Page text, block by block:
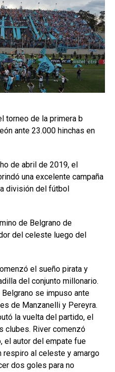
torneo de la primera b
ante 23.000 hinchas en
de abril de 2019, el
una excelente campaña
división del fútbol
de Belgrano de
del celeste luego del
el sueño pirata y
del conjunto millonario.
Belgrano se impuso ante
de Manzanelli y Pereyra.
la vuelta del partido, el
clubes. River comenzó
el autor del empate fue
respiro al celeste y amargo
dos goles para no